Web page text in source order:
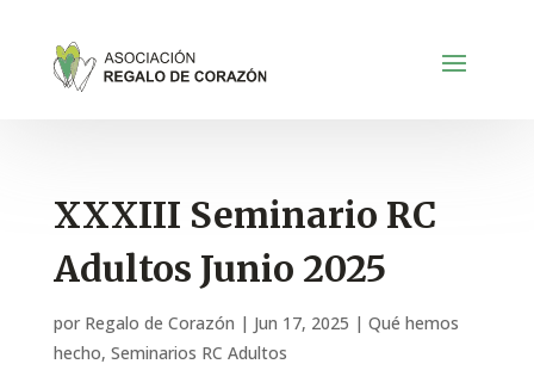
XXXIII Seminario RC
Adultos Junio 2025
por Regalo de Corazón | Jun 17, 2025 | Qué hemos
hecho, Seminarios RC Adultos